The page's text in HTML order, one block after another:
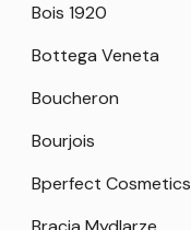
Bois 1920
Bottega Veneta
Boucheron
Bourjois
Bperfect Cosmetics